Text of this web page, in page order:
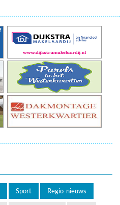
Sport Regio-nieuws